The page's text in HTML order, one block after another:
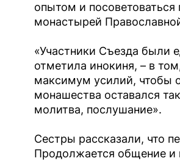
опытом и
монастырей
«Участники Съезда были
отметила инокиня, – в
максимум усилий, чтобы
монашества оставался
молитва, послушание».
Сестры рассказали, что
Продолжается общение и